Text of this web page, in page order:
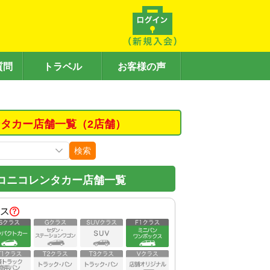
問 トラベル お客様の声
カー店舗一覧（2店舗）
検索
ニコレンタカー店舗一覧